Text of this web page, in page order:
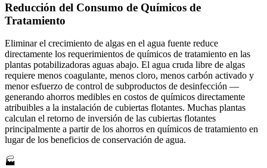
Reducción del Consumo de Químicos de
Tratamiento
Eliminar el crecimiento de algas en el agua fuente reduce
directamente los requerimientos de químicos de tratamiento en las
plantas potabilizadoras aguas abajo. El agua cruda libre de algas
requiere menos coagulante, menos cloro, menos carbón activado y
menor esfuerzo de control de subproductos de desinfección —
generando ahorros medibles en costos de químicos directamente
atribuibles a la instalación de cubiertas flotantes. Muchas plantas
calculan el retorno de inversión de las cubiertas flotantes
principalmente a partir de los ahorros en químicos de tratamiento en
lugar de los beneficios de conservación de agua.
🏭